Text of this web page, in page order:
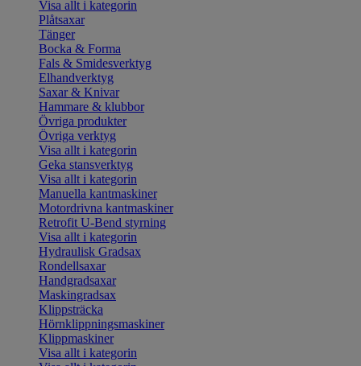
Visa allt i kategorin
Plåtsaxar
Tänger
Bocka & Forma
Fals & Smidesverktyg
Elhandverktyg
Saxar & Knivar
Hammare & klubbor
Övriga produkter
Övriga verktyg
Visa allt i kategorin
Geka stansverktyg
Visa allt i kategorin
Manuella kantmaskiner
Motordrivna kantmaskiner
Retrofit U-Bend styrning
Visa allt i kategorin
Hydraulisk Gradsax
Rondellsaxar
Handgradsaxar
Maskingradsax
Klippsträcka
Hörnklippningsmaskiner
Klippmaskiner
Visa allt i kategorin